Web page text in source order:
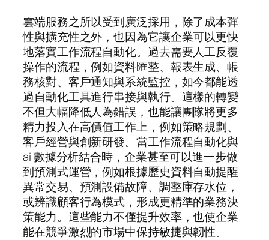
雲端服務之所以受到廣泛採用，除了成本彈
性與擴充性之外，也因為它讓企業可以更快
地落實工作流程自動化。過去需要人工反覆
操作的流程，例如資料匯整、報表生成、帳
務核對、客戶通知與系統監控，如今都能透
過自動化工具進行串接與執行。這樣的轉變
不但大幅降低人為錯誤，也能讓團隊將更多
精力投入在高價值工作上，例如策略規劃、
客戶經營與創新研發。當工作流程自動化與
ai 數據分析結合時，企業甚至可以進一步做
到預測式運營，例如根據歷史資料自動提醒
異常交易、預測設備故障、調整庫存水位，
或辨識顧客行為模式，形成更精準的業務決
策能力。這些能力不僅提升效率，也使企業
能在競爭激烈的市場中保持敏捷與韌性。